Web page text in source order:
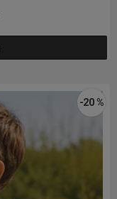
-20 %